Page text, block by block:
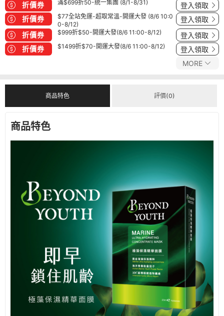
折價券 滿$699折50-統一集團 (8/1-8/31) 登入領取
折價券
$77全站免運-超取常溫-開運大發 (8/6 10:0
0-8/12)
登入領取
折價券 $999折$50-開運大發(8/6 11:00-8/12) 登入領取
折價券 $1499折$70-開運大發(8/6 11:00-8/12) 登入領取
MORE
商品特色 評價(0)
商品特色